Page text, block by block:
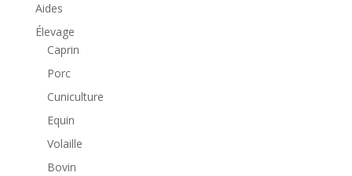
Aides
Élevage
Caprin
Porc
Cuniculture
Equin
Volaille
Bovin